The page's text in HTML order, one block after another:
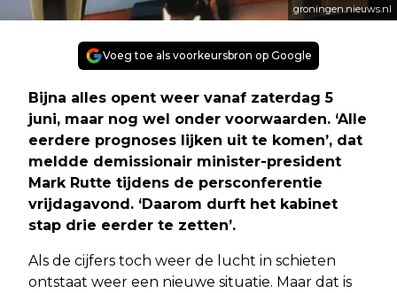
groningen.nieuws.nl
Voeg toe als voorkeursbron op Google
Bijna alles opent weer vanaf zaterdag 5
juni, maar nog wel onder voorwaarden. ‘Alle
eerdere prognoses lijken uit te komen’, dat
meldde demissionair minister-president
Mark Rutte tijdens de persconferentie
vrijdagavond. ‘Daarom durft het kabinet
stap drie eerder te zetten’.
Als de cijfers toch weer de lucht in schieten
ontstaat weer een nieuwe situatie. Maar dat is